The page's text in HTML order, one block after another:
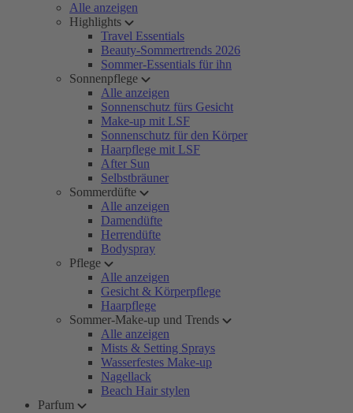
Alle anzeigen
Highlights
Travel Essentials
Beauty-Sommertrends 2026
Sommer-Essentials für ihn
Sonnenpflege
Alle anzeigen
Sonnenschutz fürs Gesicht
Make-up mit LSF
Sonnenschutz für den Körper
Haarpflege mit LSF
After Sun
Selbstbräuner
Sommerdüfte
Alle anzeigen
Damendüfte
Herrendüfte
Bodyspray
Pflege
Alle anzeigen
Gesicht & Körperpflege
Haarpflege
Sommer-Make-up und Trends
Alle anzeigen
Mists & Setting Sprays
Wasserfestes Make-up
Nagellack
Beach Hair stylen
Parfum